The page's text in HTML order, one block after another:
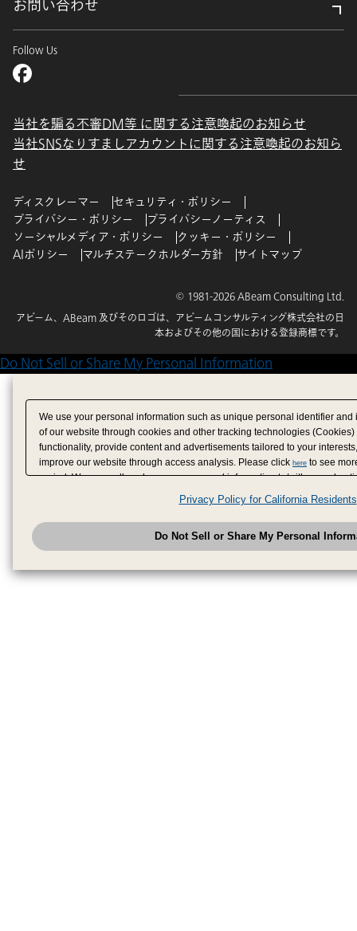
お問い合わせ
Follow Us
当社を騙る不審DM等 に関する注意喚起のお知らせ
当社SNSなりすましアカウントに関する注意喚起のお知ら
せ
ディスクレーマー
セキュリティ・ポリシー
プライバシー・ポリシー
プライバシーノーティス
ソーシャルメディア・ポリシー
クッキー・ポリシー
AIポリシー
マルチステークホルダー方針 サイトマップ
© 1981-2026 ABeam Consulting Ltd.
アビーム、ABeam 及びそのロゴは、アビームコンサルティング株式会社の日
本およびその他の国における登録商標です。
Do Not Sell or Share My Personal Information
We use your personal information such as unique personal identifier
of our website through cookies and other tracking technologies
functionality, provide content and advertisements tailored to your
improve our website through access analysis. Please click here to see
period. We may sell or share your personal information to/with our
analytics service partners. These partners may combine the data shared
have provided to them or that they have collected from your use of their
analyze and optimize advertisements delivered to you by businesses
have the right to opt out of sale or share of your personal information by
to exercise your right. If we have detected an opt-out
honored.Change your sell or share preference
Privacy Policy for California Residents
Do Not Sell or Share My Personal